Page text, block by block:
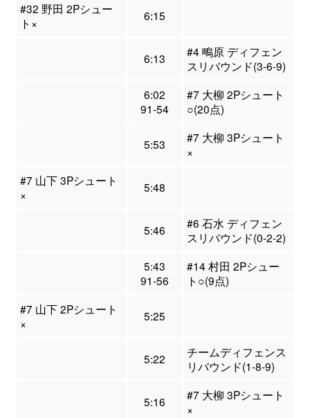
#32 野田 2Pシュー
ト×
6:15
6:13
#4 鴫原 ディフェン
スリバウンド(3-6-9)
6:02
91-54
#7 大柳 2Pシュート
○(20点)
5:53
#7 大柳 3Pシュート
×
#7 山下 3Pシュート
×
5:48
5:46
#6 石水 ディフェン
スリバウンド(0-2-2)
5:43
91-56
#14 村田 2Pシュー
ト○(9点)
#7 山下 2Pシュート
×
5:25
5:22
チームディフェンス
リバウンド(1-8-9)
5:16
#7 大柳 3Pシュート
×